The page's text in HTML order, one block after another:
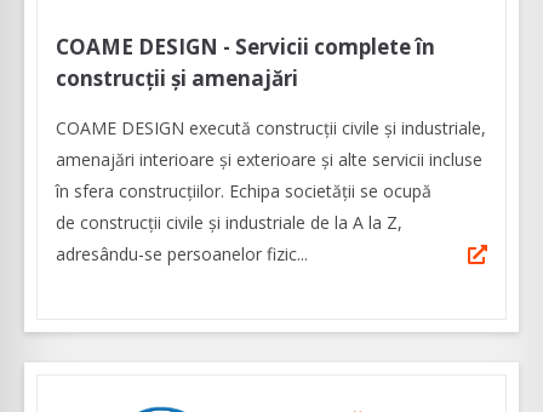
COAME DESIGN - Servicii complete în
construcții și amenajări
COAME DESIGN execută construcții civile și industriale,
amenajări interioare și exterioare și alte servicii incluse
în sfera construcțiilor. Echipa societății se ocupă
de construcții civile și industriale de la A la Z,
adresându-se persoanelor fizic...